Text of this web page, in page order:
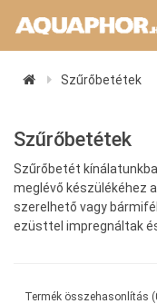
Szűrőbetétek
Szűrőbetétek
Szűrőbetét
meglévő készülékéhez
szerelhető vagy
ezüsttel impregnáltak
Termék összehasonlítás